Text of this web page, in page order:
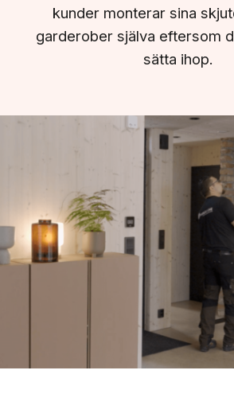
kunder monterar sina
garderober själva eftersom
sätta ihop.